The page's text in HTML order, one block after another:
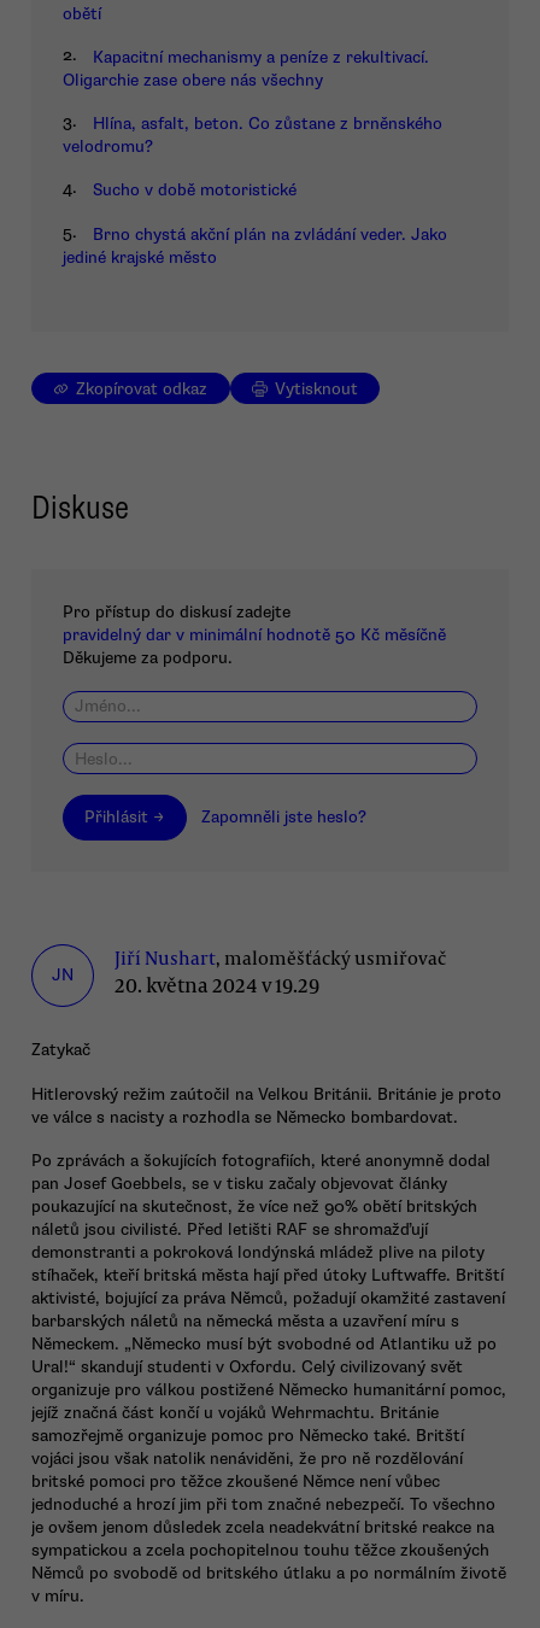
obětí
2.
Kapacitní mechanismy a peníze z rekultivací.
Oligarchie zase obere nás všechny
3.
Hlína, asfalt, beton. Co zůstane z brněnského
velodromu?
4. Sucho v době motoristické
5.
Brno chystá akční plán na zvládání veder. Jako
jediné krajské město
Zkopírovat odkaz Vytisknout
Diskuse
Pro přístup do diskusí zadejte
pravidelný dar v minimální hodnotě 50 Kč měsíčně
Děkujeme za podporu.
Přihlásit → Zapomněli jste heslo?
JN
Jiří Nushart, maloměšťácký usmiřovač
20. května 2024 v 19.29
Zatykač
Hitlerovský režim zaútočil na Velkou Británii. Británie je proto
ve válce s nacisty a rozhodla se Německo bombardovat.
Po zprávách a šokujících fotografiích, které anonymně dodal
pan Josef Goebbels, se v tisku začaly objevovat články
poukazující na skutečnost, že více než 90% obětí britských
náletů jsou civilisté. Před letišti RAF se shromažďují
demonstranti a pokroková londýnská mládež plive na piloty
stíhaček, kteří britská města hají před útoky Luftwaffe. Britští
aktivisté, bojující za práva Němců, požadují okamžité zastavení
barbarských náletů na německá města a uzavření míru s
Německem. „Německo musí být svobodné od Atlantiku už po
Ural!“ skandují studenti v Oxfordu. Celý civilizovaný svět
organizuje pro válkou postižené Německo humanitární pomoc,
jejíž značná část končí u vojáků Wehrmachtu. Británie
samozřejmě organizuje pomoc pro Německo také. Britští
vojáci jsou však natolik nenáviděni, že pro ně rozdělování
britské pomoci pro těžce zkoušené Němce není vůbec
jednoduché a hrozí jim při tom značné nebezpečí. To všechno
je ovšem jenom důsledek zcela neadekvátní britské reakce na
sympatickou a zcela pochopitelnou touhu těžce zkoušených
Němců po svobodě od britského útlaku a po normálním životě
v míru.